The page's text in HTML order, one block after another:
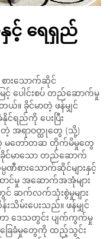
နှင့် ရေရှည်
စားသောက်ဆိုင်
ပေါင်းစပ် တည်ဆောက်မှု
။ ခိုင်မာတဲ့ ဖန်မျှင်
ရည်ကို ပေးပြီး
အရာဝတ္ထုတွေ (သို့)
မတော်တဆ တိုက်မိမှုတွေ
င်မာသော တည်ဆောက်
စားသောက်ဆိုင်များနှင့်
င်မှု အဆောက်အအုံများ
းတွင် ဆက်လက်သုံးစွဲမှုများ
းပေးသည်။ ဖန်မျှင်
ာ ဒေသတွင်း ပျက်ကွက်မှု
ခြေခံမူတွေကို ထည့်သွင်း